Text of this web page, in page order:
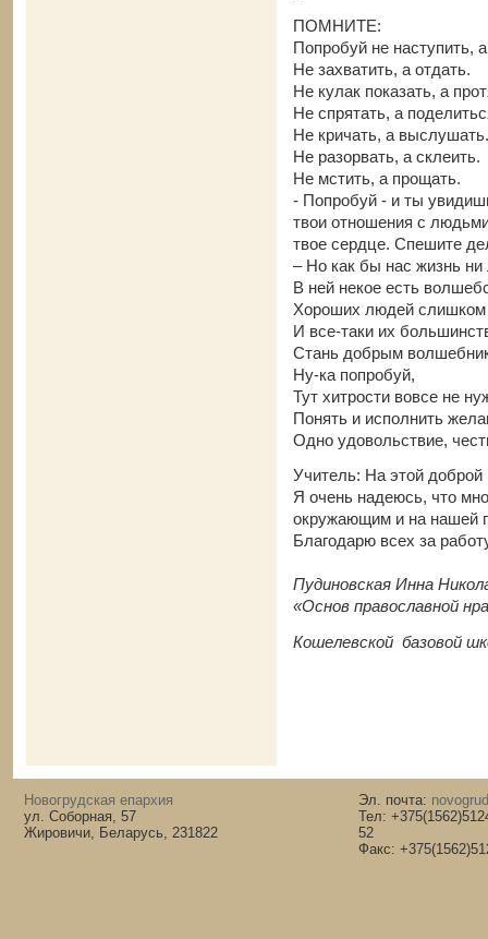
ПОМНИТЕ:
Попробуй не наступить,
Не захватить, а отдать.
Не кулак показать, а
Не спрятать, а
Не кричать, а выслушать.
Не разорвать, а склеить.
Не мстить, а прощать.
- Попробуй - и ты
твои отношения с
твое сердце. Спешите
– Но как бы нас жизнь
В ней некое есть
Хороших людей
И все-таки их
Стань добрым
Ну-ка попробуй,
Тут хитрости вовсе не
Понять и исполнить
Одно удовольствие,
Учитель: На этой
Я очень надеюсь, что
окружающим и на нашей
Благодарю всех за
Пудиновская Инна
«Основ православной
Кошелевской базовой
Новогрудская епархия
ул. Соборная, 57
Жировичи, Беларусь, 231822
Эл. почта:
Тел:
52
Факс: